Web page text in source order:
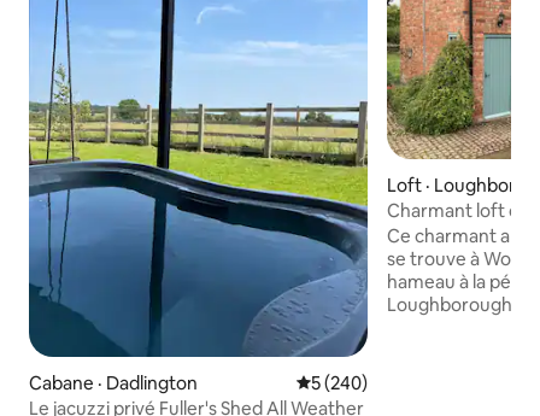
Cabane · Dadlington Note moyenne de 5 sur 5,
5 (240)
Le jacuzzi privé Fuller's Shed All Weather
Loft ·
Charmant loft
Woodthorpe/
Ce charmant
se trouve à
hameau à la
Loughborough. À